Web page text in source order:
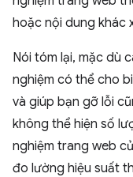
hoặc nội dung khác
Nói tóm lại, mặc dù
nghiệm có thể cho
và giúp bạn gỡ lỗi
không thể hiện số
nghiệm trang web
đo lường hiệu suất